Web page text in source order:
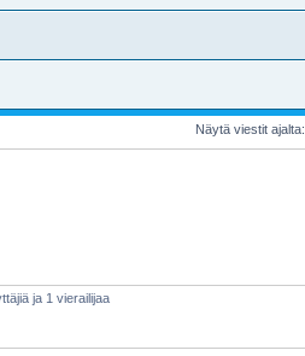
Näytä viestit ajalta:
ja 1 vierailijaa